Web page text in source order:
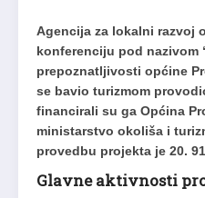
Agencija za lokalni razvoj
konferenciju pod nazivom
prepoznatljivosti općine
se bavio turizmom
financirali su ga Općina
ministarstvo okoliša i
provedbu projekta je 20.
Glavne aktivnosti